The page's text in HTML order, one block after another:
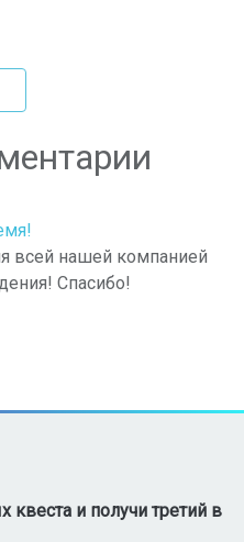
всей нашей компанией
Спасибо!
квеста и получи третий в